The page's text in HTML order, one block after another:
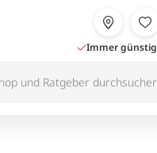
Immer günstig